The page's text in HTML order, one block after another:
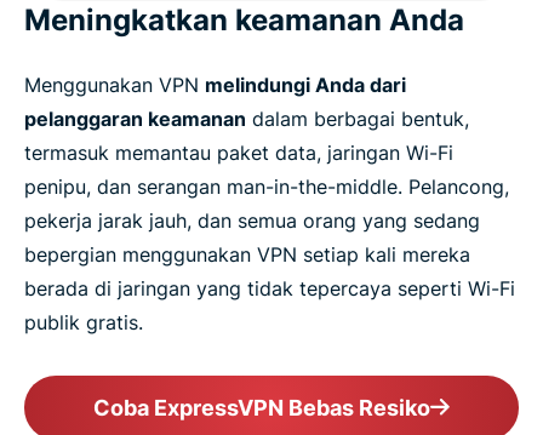
Meningkatkan keamanan Anda
Menggunakan VPN melindungi Anda dari
pelanggaran keamanan dalam berbagai bentuk,
termasuk memantau paket data, jaringan Wi-Fi
penipu, dan serangan man-in-the-middle. Pelancong,
pekerja jarak jauh, dan semua orang yang sedang
bepergian menggunakan VPN setiap kali mereka
berada di jaringan yang tidak tepercaya seperti Wi-Fi
publik gratis.
Coba ExpressVPN Bebas Resiko